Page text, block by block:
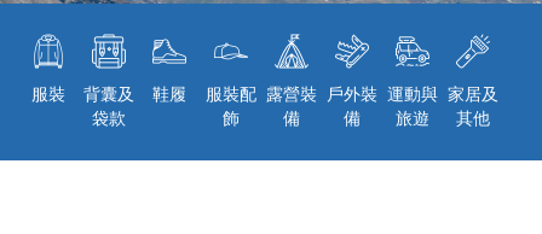
服裝
背囊及
袋款
鞋履
服裝配
飾
露營裝
備
戶外裝
備
運動與
旅遊
家居及
其他